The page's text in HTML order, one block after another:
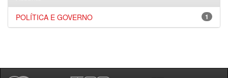
1
POLÍTICA E GOVERNO